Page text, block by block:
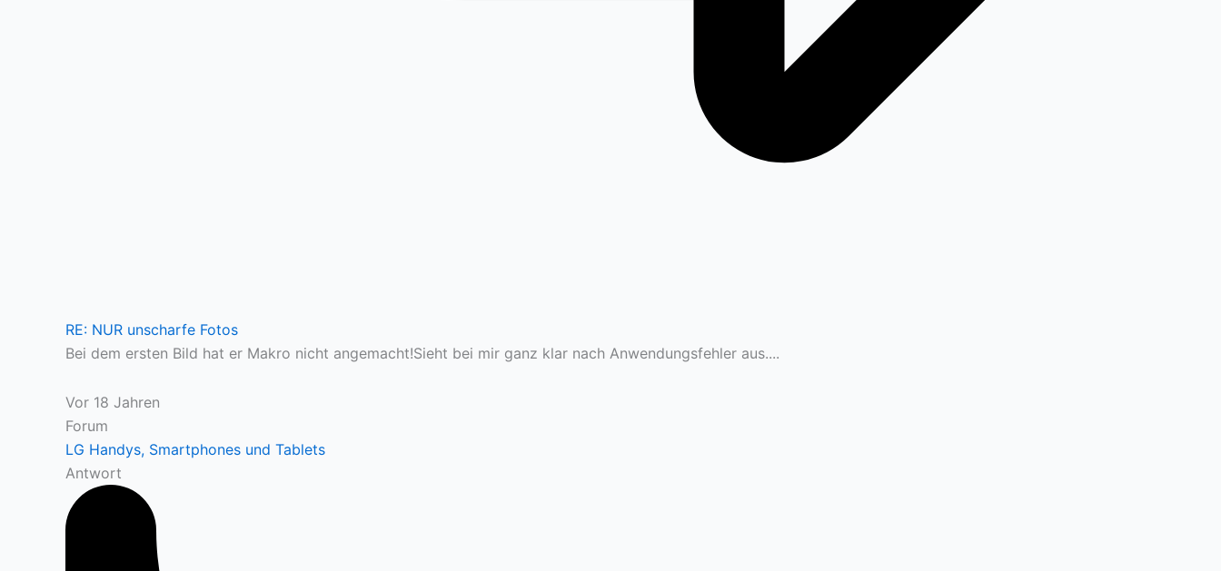
RE: NUR unscharfe Fotos
Bei dem ersten Bild hat er Makro nicht angemacht!Sieht bei mir ganz klar nach Anwendungsfehler aus....
Vor 18 Jahren
Forum
LG Handys, Smartphones und Tablets
Antwort